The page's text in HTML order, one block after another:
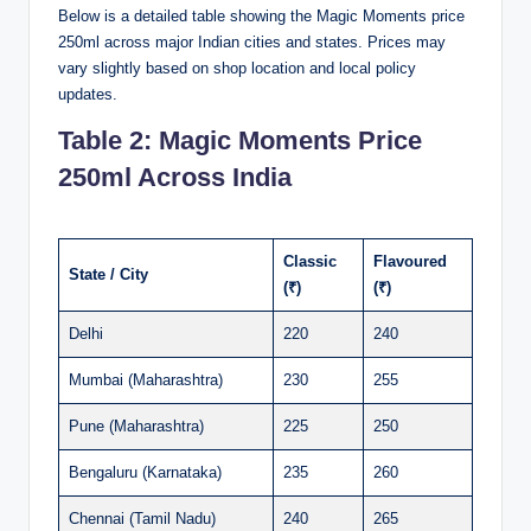
avait déjà une présence établie dans le secteur du jeu en
ligne au niveau européen, a commencé à nouer des
partenariats avec les opérateurs titulaires de licences
françaises. La plateforme offrait quelque chose que ni les
banques ni les cartes de crédit ne pouvaient garantir à
l’époque : une couche d’abstraction entre le compte
bancaire personnel du joueur et le site de paris, combinée à
Les mécanismes
concrets qui ont changé
l’expérience des dépôts
L’apport de Skrill ne se résume pas à une simple alternative
de paiement. La plateforme a introduit plusieurs
utilisateur pour les parieurs. Le premier d’entre eux est la
séparation patrimoniale entre les fonds de jeu et les
Below is a detailed table showing the Magic Moments price
250ml across major Indian cities and states. Prices may
vary slightly based on shop location and local policy
updates.
Table 2: Magic Moments Price
250ml Across India
State / City
Classic
(₹)
Flavoured
(₹)
Delhi 220 240
Mumbai (Maharashtra) 230 255
Pune (Maharashtra) 225 250
Bengaluru (Karnataka) 235 260
Chennai (Tamil Nadu) 240 265